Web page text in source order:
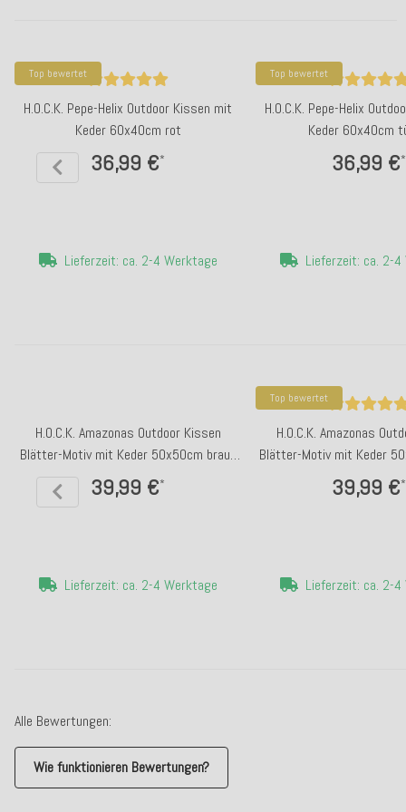
Alle Bewertungen:
Wie funktionieren Bewertungen?
Top bewertet
H.O.C.K. Pepe-Helix Outdoor Kissen mit
Keder 60x40cm rot
36,99 €*
Lieferzeit: ca. 2-4 Werktage
Top bewertet
H.O.C.K. Pepe-Helix
Keder 60x40cm
36,99 €*
Lieferzeit: ca. 2-4
H.O.C.K. Amazonas Outdoor Kissen
Blätter-Motiv mit Keder 50x50cm braun
taupe
39,99 €*
Lieferzeit: ca. 2-4 Werktage
Top bewertet
H.O.C.K. Amazonas
Blätter-Motiv mit Keder
39,99 €*
Lieferzeit: ca. 2-4